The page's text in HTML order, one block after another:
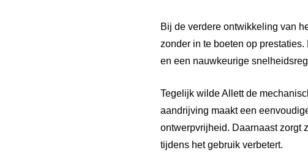
Bij de verdere ontwikkeling van
zonder in te boeten op
en een nauwkeurige
Tegelijk wilde Allett de
aandrijving maakt een
ontwerpvrijheid. Daarnaast zorgt
tijdens het gebruik verbetert.